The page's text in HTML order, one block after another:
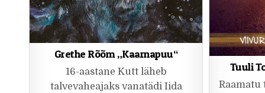
Grethe Rõõm „Kaarnapuu“
16-aastane Kutt läheb
talvevaheajaks vanatädi Iida
Tuuli
Raamatu